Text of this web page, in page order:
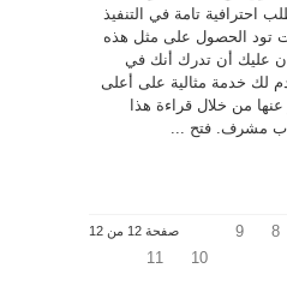
احترافية تامة في التنفيذ
تود الحصول على مثل هذه
عليك أن تدرك أنك في
لك خدمة مثالية على أعلى
من خلال قراءة هذا
مشرف. فتح ...
صفحة 12 من 12 8
9
10
11